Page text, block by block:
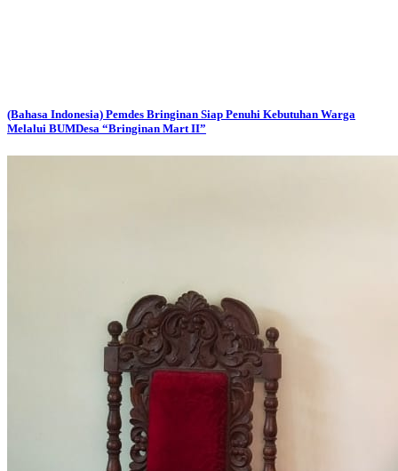
(Bahasa Indonesia) Pemdes Bringinan Siap Penuhi Kebutuhan Warga
Melalui BUMDesa “Bringinan Mart II”